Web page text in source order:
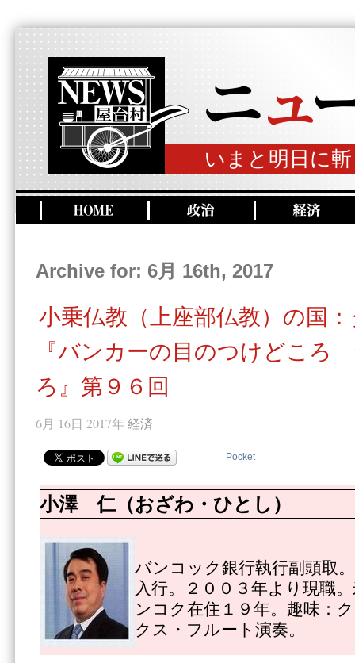
いまと明日に
Archive for: 6月 16th, 2017
小乗仏教（上座部仏教）の国
『バンカーの目のつけどころ
ろ』第９６回
6月 16日 2017年 経済
Pocket
小澤 仁（おざわ・ひとし）
バンコック銀行執行副頭取
入行。２００３年より現職
ンコク在住１９年。趣味：
クス・フルート演奏。